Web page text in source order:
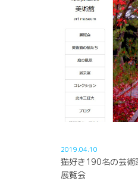
2019.04.10
猫好き190名の芸術
展覧会